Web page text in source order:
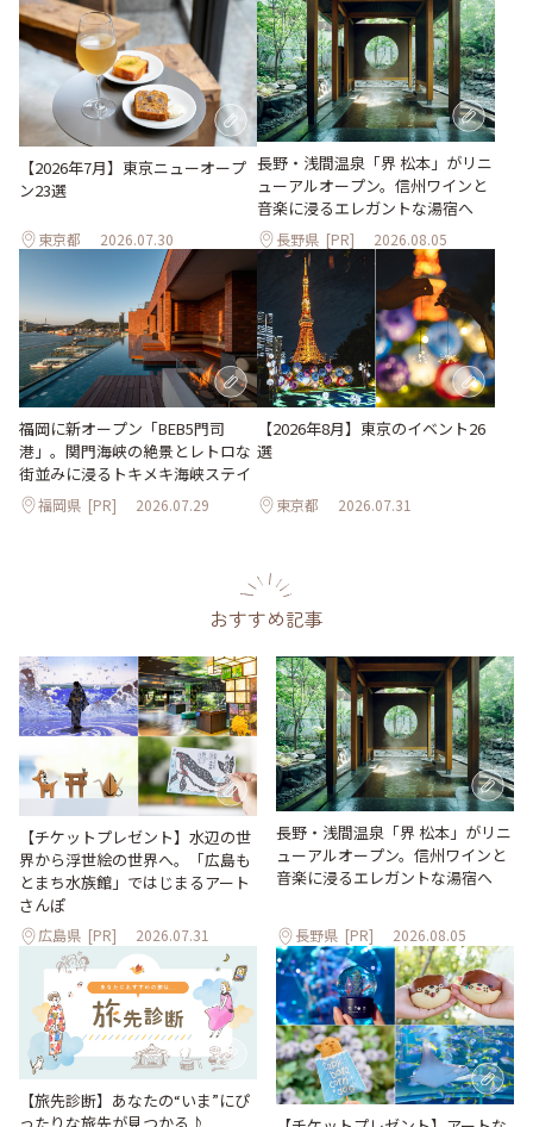
【2026年7月】東京ニューオープ
ン23選
東京都 2026.07.30
長野・浅間温泉「界 松本」がリニ
ューアルオープン。信州ワインと
音楽に浸るエレガントな湯宿へ
長野県 [PR] 2026.08.05
福岡に新オープン「BEB5門司
港」。関門海峡の絶景とレトロな
街並みに浸るトキメキ海峡ステイ
福岡県 [PR] 2026.07.29
【2026年8月】東京のイベント26
選
東京都 2026.07.31
おすすめ記事
【チケットプレゼント】水辺の世
界から浮世絵の世界へ。「広島も
とまち水族館」ではじまるアート
さんぽ
広島県 [PR] 2026.07.31
長野・浅間温泉「界 松本」がリニ
ューアルオープン。信州ワインと
音楽に浸るエレガントな湯宿へ
長野県 [PR] 2026.08.05
【旅先診断】あなたの“いま”にぴ